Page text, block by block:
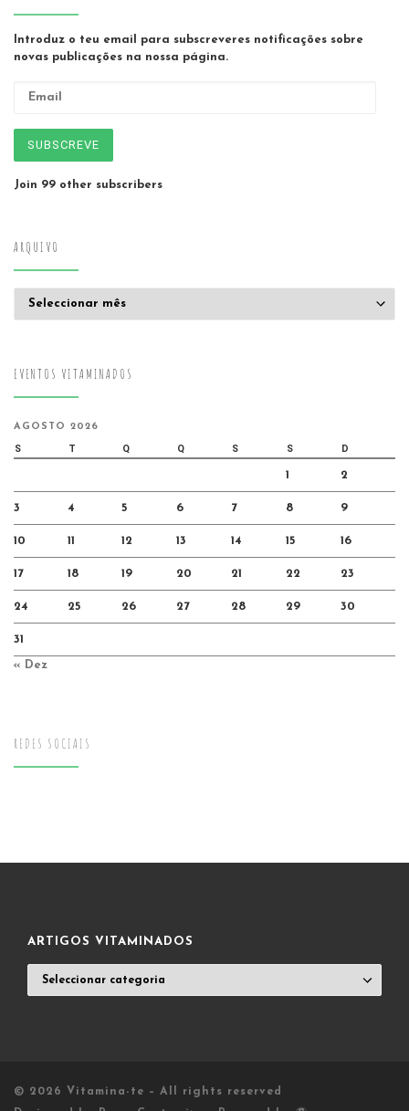
Introduz o teu email para subscreveres notificações sobre
novas publicações na nossa página.
SUBSCREVE
Join 99 other subscribers
ARQUIVO
EVENTOS VITAMINADOS
AGOSTO 2026
S T Q Q S S D
1 2
3 4 5 6 7 8 9
10 11 12 13 14 15 16
17 18 19 20 21 22 23
24 25 26 27 28 29 30
31
« Dez
REDES SOCIAIS
ARTIGOS VITAMINADOS
VITAMINADOS
© 2026 Vitamina-te – All rights reserved